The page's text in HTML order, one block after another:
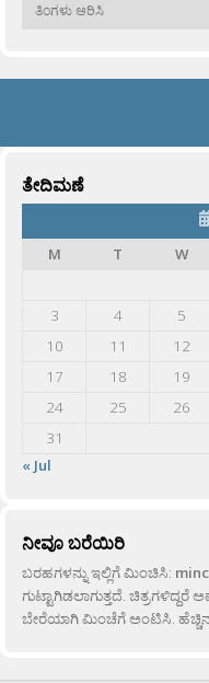
ತೇದಿಮಣೆ
M
T W
3
4 5
10
11 12
17
18 19
24
25 26
31
« Jul
ನೀವೂ ಬರೆಯಿರಿ
ಬರಹಗಳನ್ನು ಇಲ್ಲಿಗೆ ಮಿಂಚಿಸಿ:
ಗುಟ್ಟಾಗಿಡಲಾಗುತ್ತದೆ.
ಬೇರೆಯಾಗಿ ಮಿಂಚೆಗೆ ಅಂಟಿಸಿ.